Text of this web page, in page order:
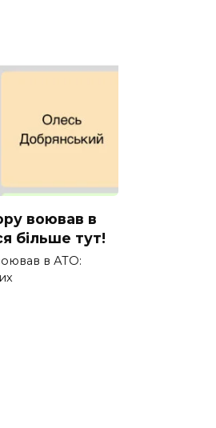
воював в
більше тут!
в АТО: